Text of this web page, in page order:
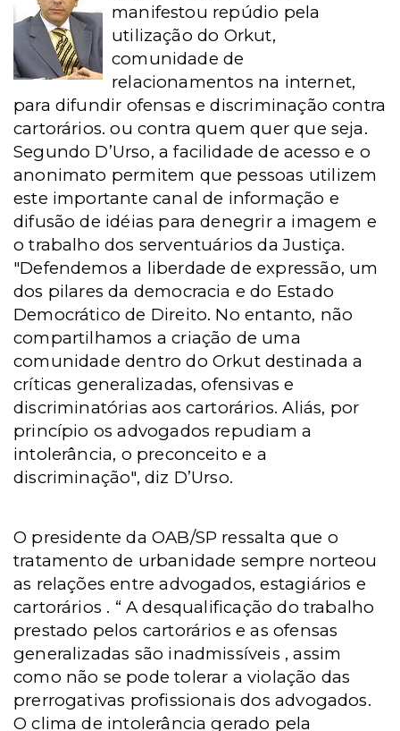
manifestou repúdio pela
utilização do Orkut,
comunidade de
relacionamentos na internet,
para difundir ofensas e discriminação contra
cartorários. ou contra quem quer que seja.
Segundo D’Urso, a facilidade de acesso e o
anonimato permitem que pessoas utilizem
este importante canal de informação e
difusão de idéias para denegrir a imagem e
o trabalho dos serventuários da Justiça.
"Defendemos a liberdade de expressão, um
dos pilares da democracia e do Estado
Democrático de Direito. No entanto, não
compartilhamos a criação de uma
comunidade dentro do Orkut destinada a
críticas generalizadas, ofensivas e
discriminatórias aos cartorários. Aliás, por
princípio os advogados repudiam a
intolerância, o preconceito e a
discriminação", diz D’Urso.
O presidente da OAB/SP ressalta que o
tratamento de urbanidade sempre norteou
as relações entre advogados, estagiários e
cartorários . “ A desqualificação do trabalho
prestado pelos cartorários e as ofensas
generalizadas são inadmissíveis , assim
como não se pode tolerar a violação das
prerrogativas profissionais dos advogados.
O clima de intolerância gerado pela